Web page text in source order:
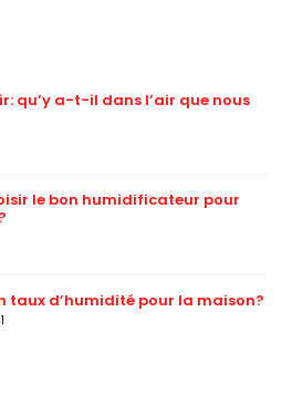
qu’y a-t-il dans l’air que nous
le bon humidificateur pour
taux d’humidité pour la maison?